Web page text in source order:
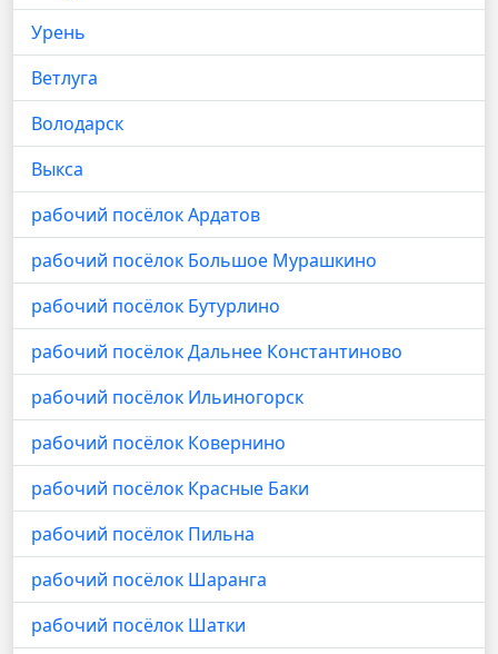
Урень
Ветлуга
Володарск
Выкса
рабочий посёлок Ардатов
рабочий посёлок Большое Мурашкино
рабочий посёлок Бутурлино
рабочий посёлок Дальнее Константиново
рабочий посёлок Ильиногорск
рабочий посёлок Ковернино
рабочий посёлок Красные Баки
рабочий посёлок Пильна
рабочий посёлок Шаранга
рабочий посёлок Шатки